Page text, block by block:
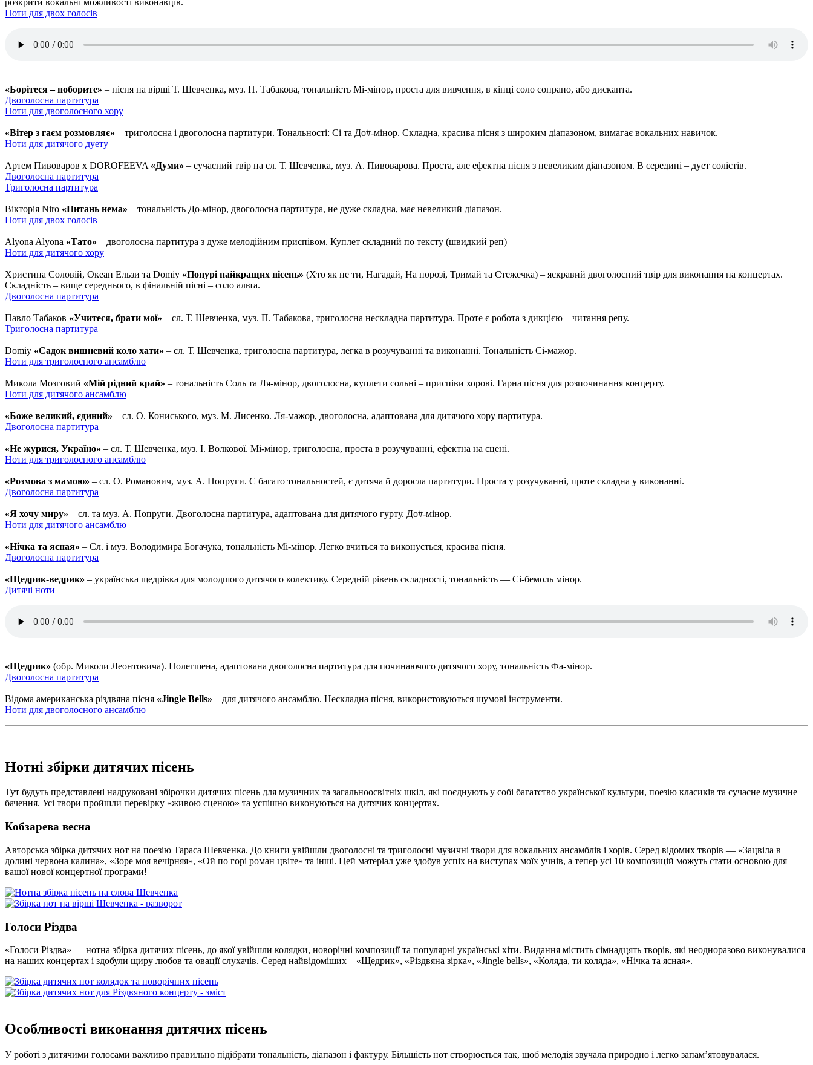
Ноти для двох голосів
«Борітеся – поборите» – пісня на вірші Т. Шевченка, муз. П. Табакова, тональність Мі-мінор, проста для вивчення, в кінці соло сопрано, або дисканта.
Двоголосна партитура
Ноти для двоголосного хору
«Вітер з гаєм розмовляє» – триголосна і двоголосна партитури. Тональності: Сі та До#-мінор. Складна, красива пісня з широким діапазоном, вимагає вокальних навичок.
Ноти для дитячого дуету
Артем Пивоваров х DOROFEEVA «Думи» – сучасний твір на сл. Т. Шевченка, муз. А. Пивоварова. Проста, але ефектна пісня з невеликим діапазоном. В середині – дует солістів.
Двоголосна партитура
Триголосна партитура
Вікторія Niro «Питань нема» – тональність До-мінор, двоголосна партитура, не дуже складна, має невеликий діапазон.
Ноти для двох голосів
Alyona Alyona «Тато» – двоголосна партитура з дуже мелодійним приспівом. Куплет складний по тексту (швидкий реп)
Ноти для дитячого хору
Христина Соловій, Океан Ельзи та Domiy «Попурі найкращих пісень» (Хто як не ти, Нагадай, На порозі, Тримай та Стежечка) – яскравий двоголосний твір для виконання на концертах.
Складність – вище середнього, в фінальній пісні – соло альта.
Двоголосна партитура
Павло Табаков «Учитеся, брати мої» – сл. Т. Шевченка, муз. П. Табакова, триголосна нескладна партитура. Проте є робота з дикцією – читання репу.
Триголосна партитура
Domiy «Садок вишневий коло хати» – сл. Т. Шевченка, триголосна партитура, легка в розучуванні та виконанні. Тональність Сі-мажор.
Ноти для триголосного ансамблю
Микола Мозговий «Мій рідний край» – тональність Соль та Ля-мінор, двоголосна, куплети сольні – приспіви хорові. Гарна пісня для розпочинання концерту.
Ноти для дитячого ансамблю
«Боже великий, єдиний» – сл. О. Кониського, муз. М. Лисенко. Ля-мажор, двоголосна, адаптована для дитячого хору партитура.
Двоголосна партитура
«Не журися, Україно» – сл. Т. Шевченка, муз. І. Волкової. Мі-мінор, триголосна, проста в розучуванні, ефектна на сцені.
Ноти для триголосного ансамблю
«Розмова з мамою» – сл. О. Романович, муз. А. Попруги. Є багато тональностей, є дитяча й доросла партитури. Проста у розучуванні, проте складна у виконанні.
Двоголосна партитура
«Я хочу миру» – сл. та муз. А. Попруги. Двоголосна партитура, адаптована для дитячого гурту. До#-мінор.
Ноти для дитячого ансамблю
«Нічка та ясная» – Сл. і муз. Володимира Богачука, тональність Мі-мінор. Легко вчиться та виконується, красива пісня.
Двоголосна партитура
«Щедрик-ведрик» – українська щедрівка для молодшого дитячого колективу. Середній рівень складності, тональність — Сі-бемоль мінор.
Дитячі ноти
«Щедрик» (обр. Миколи Леонтовича). Полегшена, адаптована двоголосна партитура для починаючого дитячого хору, тональність Фа-мінор.
Двоголосна партитура
Відома американська різдвяна пісня «Jingle Bells» – для дитячого ансамблю. Нескладна пісня, використовуються шумові інструменти.
Ноти для двоголосного ансамблю
Нотні збірки дитячих пісень
Тут будуть представлені надруковані збірочки дитячих пісень для музичних та загальноосвітніх шкіл, які поєднують у собі багатство української культури, поезію класиків та сучасне музичне
бачення. Усі твори пройшли перевірку «живою сценою» та успішно виконуються на дитячих концертах.
Кобзарева весна
Авторська збірка дитячих нот на поезію Тараса Шевченка. До книги увійшли двоголосні та триголосні музичні твори для вокальних ансамблів і хорів. Серед відомих творів — «Зацвіла в
долині червона калина», «Зоре моя вечірняя», «Ой по горі роман цвіте» та інші. Цей матеріал уже здобув успіх на виступах моїх учнів, а тепер усі 10 композицій можуть стати основою для
вашої нової концертної програми!
Голоси Різдва
«Голоси Різдва» — нотна збірка дитячих пісень, до якої увійшли колядки, новорічні композиції та популярні українські хіти. Видання містить сімнадцять творів, які неодноразово виконувалися
на наших концертах і здобули щиру любов та овації слухачів. Серед найвідоміших – «Щедрик», «Різдвяна зірка», «Jingle bells», «Коляда, ти коляда», «Нічка та ясная».
Особливості виконання дитячих пісень
У роботі з дитячими голосами важливо правильно підібрати тональність, діапазон і фактуру. Більшість нот створюється так, щоб мелодія звучала природно і легко запам’ятовувалася.